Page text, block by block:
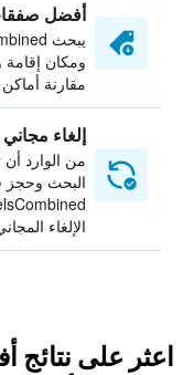
أفضل
ومكان
مقارنة أماكن
إلغاء مجاني
من الوارد
البحث وحجز
الإلغاء